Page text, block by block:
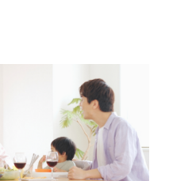
ご結婚式 1.5次会・
二次会
勢海老)